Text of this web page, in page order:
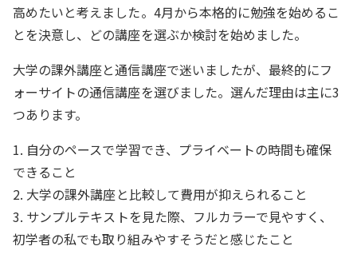
高めたいと考えました。4月から本格的に勉強を始めるこ
とを決意し、どの講座を選ぶか検討を始めました。
大学の課外講座と通信講座で迷いましたが、最終的にフ
ォーサイトの通信講座を選びました。選んだ理由は主に3
つあります。
1. 自分のペースで学習でき、プライベートの時間も確保
できること
2. 大学の課外講座と比較して費用が抑えられること
3. サンプルテキストを見た際、フルカラーで見やすく、
初学者の私でも取り組みやすそうだと感じたこと